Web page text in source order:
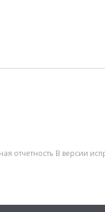
отчетность В версии